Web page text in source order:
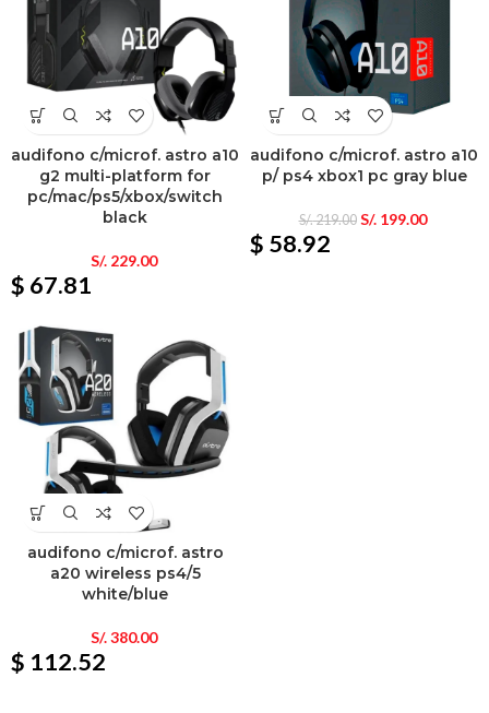
audifono c/microf. astro a10
g2 multi-platform for
pc/mac/ps5/xbox/switch
black
S/.229.00
$ 67.81
audifono c/microf. astro a10
p/ ps4 xbox1 pc gray blue
S/.219.00 S/.199.00
$ 58.92
audifono c/microf. astro
a20 wireless ps4/5
white/blue
S/.380.00
$ 112.52